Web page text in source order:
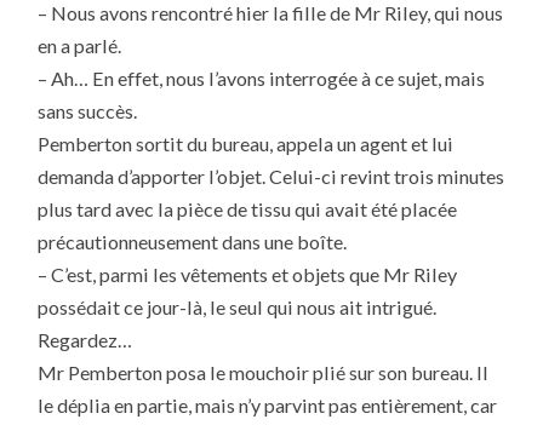
– Nous avons rencontré hier la fille de Mr Riley, qui nous
en a parlé.
– Ah… En effet, nous l’avons interrogée à ce sujet, mais
sans succès.
Pemberton sortit du bureau, appela un agent et lui
demanda d’apporter l’objet. Celui-ci revint trois minutes
plus tard avec la pièce de tissu qui avait été placée
précautionneusement dans une boîte.
– C’est, parmi les vêtements et objets que Mr Riley
possédait ce jour-là, le seul qui nous ait intrigué.
Regardez…
Mr Pemberton posa le mouchoir plié sur son bureau. Il
le déplia en partie, mais n’y parvint pas entièrement, car